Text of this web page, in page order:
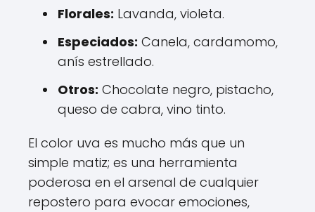
Florales: Lavanda, violeta.
Especiados: Canela, cardamomo,
anís estrellado.
Otros: Chocolate negro, pistacho,
queso de cabra, vino tinto.
El color uva es mucho más que un
simple matiz; es una herramienta
poderosa en el arsenal de cualquier
repostero para evocar emociones,